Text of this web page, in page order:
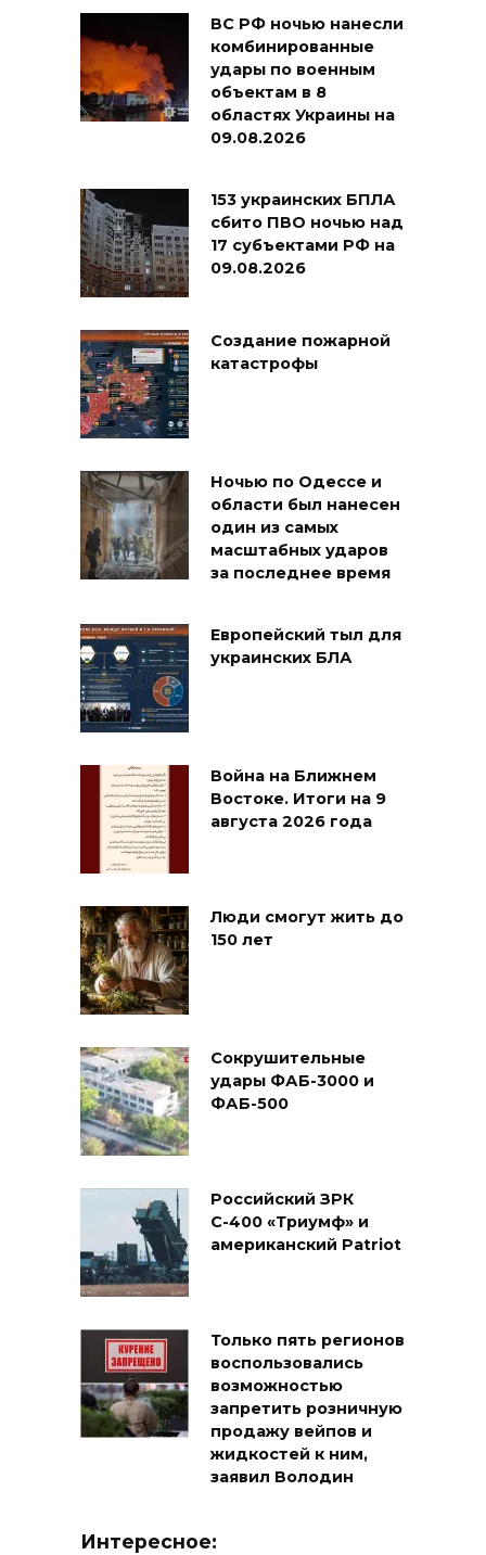
ВС РФ ночью нанесли
комбинированные
удары по военным
объектам в 8
областях Украины на
09.08.2026
153 украинских БПЛА
сбито ПВО ночью над
17 субъектами РФ на
09.08.2026
Создание пожарной
катастрофы
Ночью по Одессе и
области был нанесен
один из самых
масштабных ударов
за последнее время
Европейский тыл для
украинских БЛА
Война на Ближнем
Востоке. Итоги на 9
августа 2026 года
Люди смогут жить до
150 лет
Сокрушительные
удары ФАБ-3000 и
ФАБ-500
Российский ЗРК
С-400 «Триумф» и
американский Patriot
Только пять регионов
воспользовались
возможностью
запретить розничную
продажу вейпов и
жидкостей к ним,
заявил Володин
Интересное: